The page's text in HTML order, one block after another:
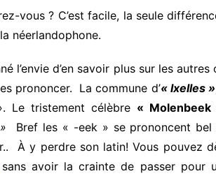
vous ? C’est facile, la seule
néerlandophone.
l’envie d’en savoir plus sur les
prononcer. La commune d’« Ixelles »
Le tristement célèbre «
Bref les « -eek » se prononcent
À y perdre son latin! Vous pouvez
sans avoir la crainte de passer pour